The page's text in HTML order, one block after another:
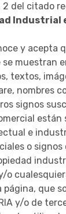
2 del citado
Industrial
y acepta
muestran
textos,
nombres
signos
están
e
o
o
página, que
y/o de